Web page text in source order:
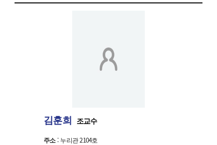
김훈희 조교수
주소: 누리관 2104호